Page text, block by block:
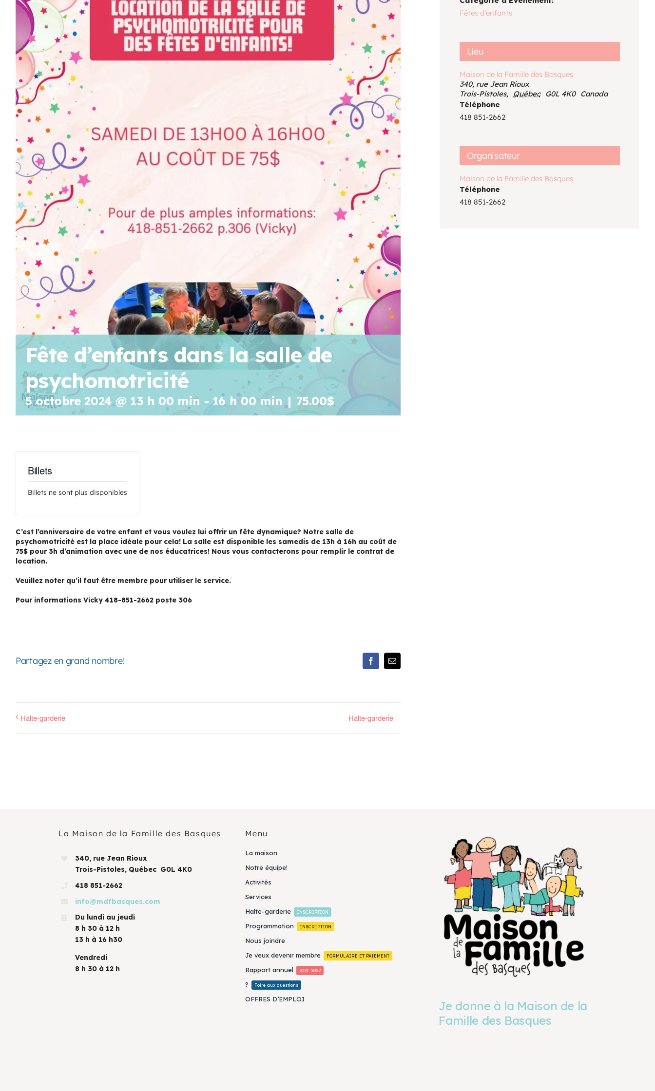
19
11 H 30 Min -13 H 30 Min
Pique-nique au parc poisson – Trois-Pistoles
AOÛT
10 H 00 Min 11 H 30 Min
Marche en famille
Voir Le Calendrier
Fête d’enfants dans la salle de
psychomotricité
5 octobre 2024 @ 13 h 00 min - 16 h 00 min | 75.00$
Billets
Billets ne sont plus disponibles
C’est l’anniversaire de votre enfant et vous voulez lui offrir un fête dynamique? Notre salle de
psychomotricité est la place idéale pour cela! La salle est disponible les samedis de 13h à 16h au coût de
75$ pour 3h d’animation avec une de nos éducatrices! Nous vous contacterons pour remplir le contrat de
location.
Veuillez noter qu’il faut être membre pour utiliser le service.
Pour informations Vicky 418-851-2662 poste 306
Partagez en grand nombre! FacebookEmail
Halte-garderie Halte-garderie
Fêtes d’enfants
Lieu
Maison de la Famille des Basques
340, rue Jean Rioux
Trois-Pistoles, Québec G0L 4K0 Canada
Téléphone
418 851-2662
Organisateur
Maison de la Famille des Basques
Téléphone
418 851-2662
La Maison de la Famille des Basques
340, rue Jean Rioux
Trois-Pistoles, Québec G0L 4K0
418 851-2662
info@mdfbasques.com
Du lundi au jeudi
8 h 30 à 12 h
13 h à 16 h30
Vendredi
8 h 30 à 12 h
Menu
La maison
Notre équipe!
Activités
Services
Halte-garderie
INSCRIPTION
Programmation INSCRIPTION
Nous joindre
Je veux devenir membre
FORMULAIRE ET PAIEMENT
Rapport annuel 2021-2022
? Foire aux questions
OFFRES D’EMPLOI
Je donne à la Maison de la
Famille des Basques